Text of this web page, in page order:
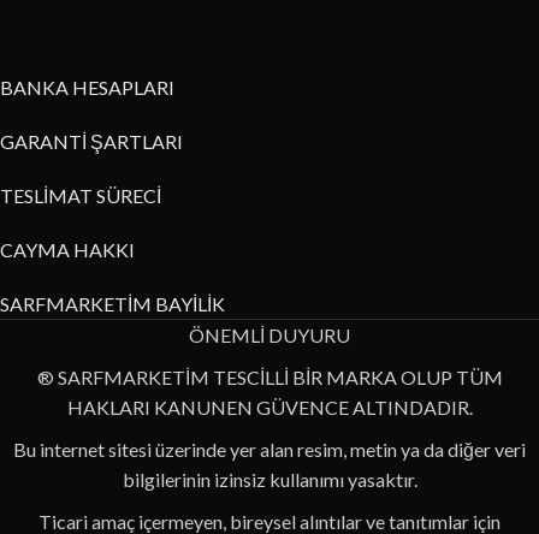
BANKA HESAPLARI
GARANTİ ŞARTLARI
TESLİMAT SÜRECİ
CAYMA HAKKI
SARFMARKETİM BAYİLİK
ÖNEMLİ DUYURU
® SARFMARKETİM TESCİLLİ BİR MARKA OLUP TÜM
HAKLARI KANUNEN GÜVENCE ALTINDADIR.
Bu internet sitesi üzerinde yer alan resim, metin ya da diğer veri
bilgilerinin izinsiz kullanımı yasaktır.
Ticari amaç içermeyen, bireysel alıntılar ve tanıtımlar için